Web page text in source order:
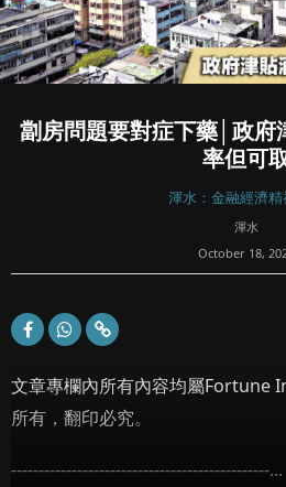
劏房問題要對症下藥│政府
率但可
渾水：金融經濟
渾水
October 18,
文章專欄內所有內容均屬Fortune
所有，翻印必究。
-----------------------------------------------...